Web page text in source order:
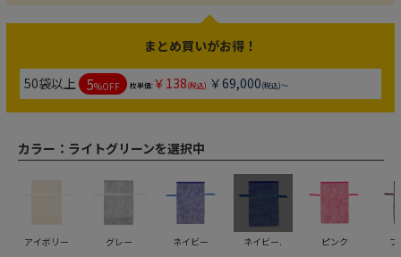
まとめ買いがお得！
50袋以上 5%OFF 枚単価:￥138(税込) ￥69,000(税込)～
カラー： ライトグリーンを選択中
アイボリー グレー ネイビー ネイビー. ピンク ブ